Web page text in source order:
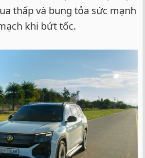
thấp và bung tỏa sức mạnh
khi bứt tốc.